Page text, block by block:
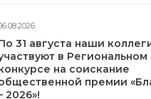
31 августа наши
в Региональном
на соискание
премии
2026»!